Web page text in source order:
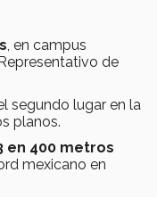
, en campus
de
segundo lugar en la
planos.
en 400 metros
mexicano en